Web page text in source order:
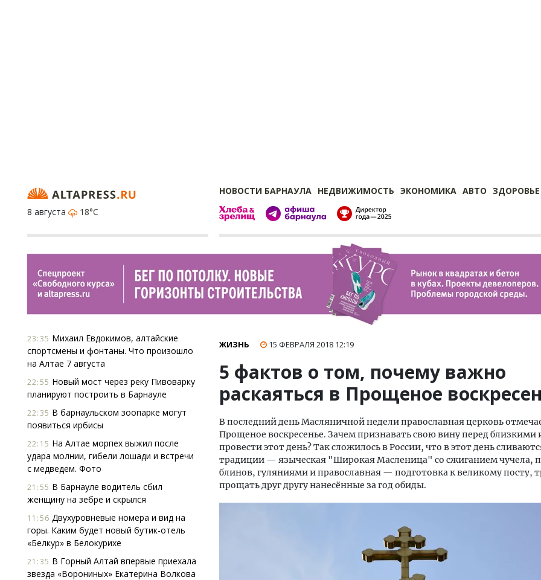
НОВОСТИ БАРНАУЛА НЕДВИЖИМОСТЬ ЭКОНОМИКА АВТО ЗДОРОВЬЕ
8 августа
18°C
23:35 Михаил Евдокимов, алтайские
спортсмены и фонтаны. Что произошло
на Алтае 7 августа
22:55 Новый мост через реку Пивоварку
планируют построить в Барнауле
22:35 В барнаульском зоопарке могут
появиться ирбисы
22:15 На Алтае морпех выжил после
удара молнии, гибели лошади и встречи
с медведем. Фото
21:55 В Барнауле водитель сбил
женщину на зебре и скрылся
11:56 Двухуровневые номера и вид на
горы. Каким будет новый бутик-отель
«Белкур» в Белокурихе
21:35 В Горный Алтай впервые приехала
звезда «Ворониных» Екатерина Волкова
ЖИЗНЬ 15 ФЕВРАЛЯ 2018 12:19
5 фактов о том, почему важно
раскаяться в Прощеное
В последний день Масляничной недели православная церковь
Прощеное воскресенье. Зачем признавать свою вину перед близкими
провести этот день? Так сложилось в России, что в этот день
традиции — языческая "Широкая Масленица" со сжиганием чучела,
блинов, гуляниями и православная — подготовка к великому посту,
прощать друг другу нанесённые за год обиды.